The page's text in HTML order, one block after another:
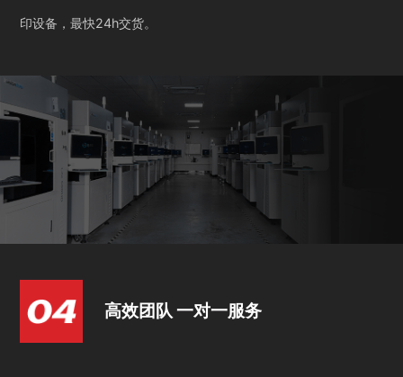
印设备，最快24h交货。
高效团队 一对一服务